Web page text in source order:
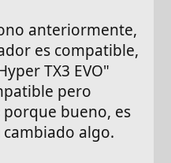
anteriormente,
es compatible,
TX3 EVO"
pero
bueno, es
cambiado algo.